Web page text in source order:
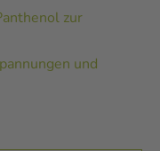
zur
und